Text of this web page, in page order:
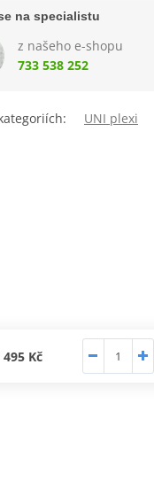
na specialistu
z našeho e-shopu
733 538 252
UNI plexi
495 Kč